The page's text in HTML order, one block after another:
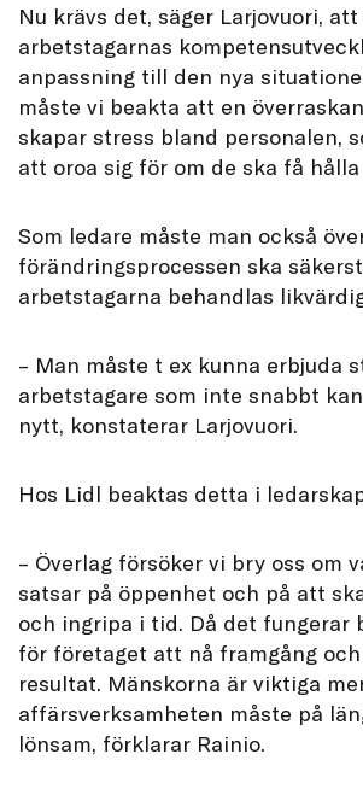
Nu krävs det, säger Larjovuori,
arbetstagarnas
anpassning till den nya
måste vi beakta att en
skapar stress bland personalen,
att oroa sig för om de ska få
Som ledare måste man också
förändringsprocessen ska
arbetstagarna behandlas
– Man måste t ex kunna erbjuda
arbetstagare som inte snabbt
nytt, konstaterar Larjovuori.
Hos Lidl beaktas detta i
– Överlag försöker vi bry oss om
satsar på öppenhet och på att
och ingripa i tid. Då det fungerar
för företaget att nå framgång
resultat. Mänskorna är viktiga
affärsverksamheten måste på
lönsam, förklarar Rainio.